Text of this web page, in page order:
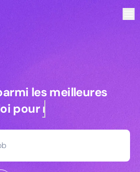
les meilleures
les meilleures
pourcommerciaux